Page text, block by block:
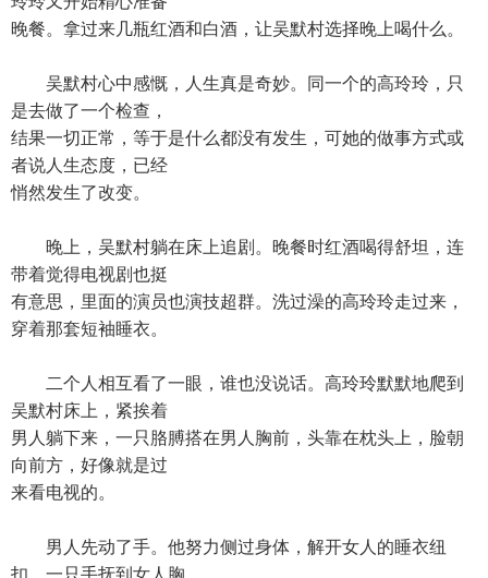
晚餐。拿过来几瓶红酒和白酒，让吴默村选择晚上喝什么。
吴默村心中感慨，人生真是奇妙。同一个的高玲玲，只
是去做了一个检查，
结果一切正常，等于是什么都没有发生，可她的做事方式或
者说人生态度，已经
悄然发生了改变。
晚上，吴默村躺在床上追剧。晚餐时红酒喝得舒坦，连
带着觉得电视剧也挺
有意思，里面的演员也演技超群。洗过澡的高玲玲走过来，
穿着那套短袖睡衣。
二个人相互看了一眼，谁也没说话。高玲玲默默地爬到
吴默村床上，紧挨着
男人躺下来，一只胳膊搭在男人胸前，头靠在枕头上，脸朝
向前方，好像就是过
来看电视的。
男人先动了手。他努力侧过身体，解开女人的睡衣纽
扣，一只手抚到女人胸